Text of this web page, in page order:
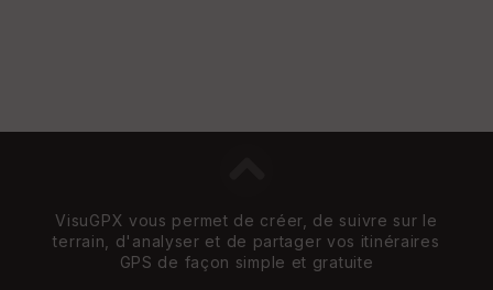
VisuGPX vous permet de créer, de suivre sur le
terrain, d'analyser et de partager vos itinéraires
GPS de façon simple et gratuite